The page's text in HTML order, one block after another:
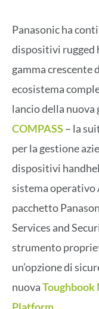
Panasonic ha
dispositivi rugged
gamma crescente
ecosistema
lancio della nuova
COMPASS – la
per la gestione
dispositivi
sistema operativo
pacchetto
Services and
strumento
un’opzione di
nuova